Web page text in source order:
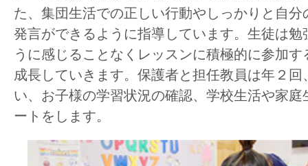
た、集団生活での正しい行動やしっかりと自分
発言ができるように指導しています。生徒は勉
うに感じることなくレッスンに積極的に参加す
成長していきます。保護者と担任教員は年２回
い、お子様の学習状況の確認、学校生活や家庭
ートをします。